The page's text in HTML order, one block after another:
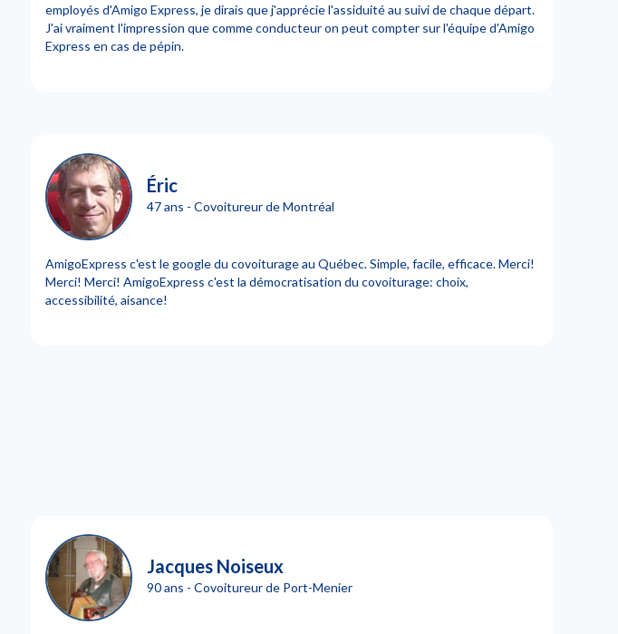
employés d'Amigo Express, je dirais que j'apprécie l'assiduité au suivi de chaque départ.
J'ai vraiment l'impression que comme conducteur on peut compter sur l'équipe d'Amigo
Express en cas de pépin.
Éric
47 ans - Covoitureur de Montréal
AmigoExpress c'est le google du covoiturage au Québec. Simple, facile, efficace. Merci!
Merci! Merci! AmigoExpress c'est la démocratisation du covoiturage: choix,
accessibilité, aisance!
Jacques Noiseux
90 ans - Covoitureur de Port-Menier